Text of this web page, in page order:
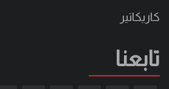
كاريكاتير
تابعنا